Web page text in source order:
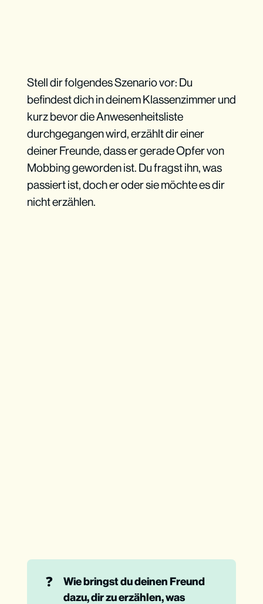
Stell dir folgendes Szenario vor: Du
befindest dich in deinem Klassenzimmer und
kurz bevor die Anwesenheitsliste
durchgegangen wird, erzählt dir einer
deiner Freunde, dass er gerade Opfer von
Mobbing geworden ist. Du fragst ihn, was
passiert ist, doch er oder sie möchte es dir
nicht erzählen.
❓
Wie bringst du deinen Freund
dazu, dir zu erzählen, was